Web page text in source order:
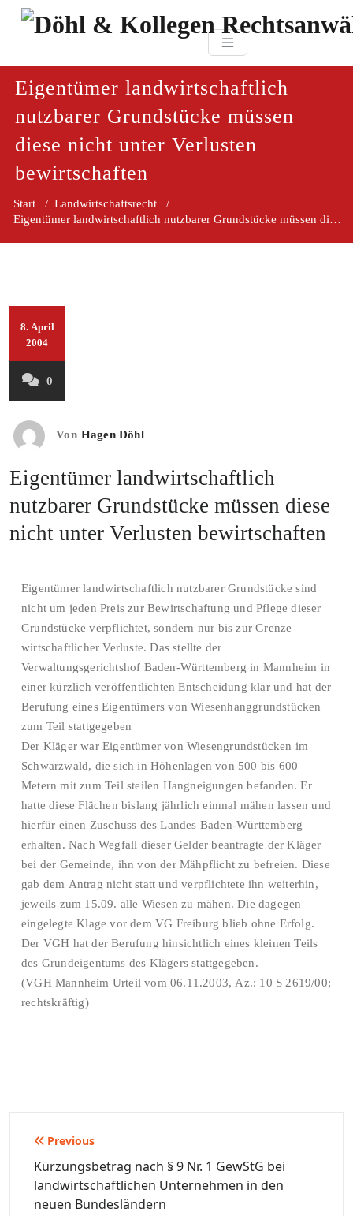
Zum
Döhl & Kollegen
Eigentümer landwirtschaftlich
nutzbarer Grundstücke müssen
diese nicht unter Verlusten
bewirtschaften
Start / Landwirtschaftsrecht /
Eigentümer landwirtschaftlich nutzbarer Grundstücke müssen diese
8. April
2004
0
Von Hagen Döhl
Eigentümer landwirtschaftlich
nutzbarer Grundstücke müssen diese
nicht unter Verlusten bewirtschaften
Eigentümer landwirtschaftlich nutzbarer Grundstücke sind
nicht um jeden Preis zur Bewirtschaftung und Pflege dieser
Grundstücke verpflichtet, sondern nur bis zur Grenze
wirtschaftlicher Verluste. Das stellte der
Verwaltungsgerichtshof Baden-Württemberg in Mannheim in
einer kürzlich veröffentlichten Entscheidung klar und hat der
Berufung eines Eigentümers von Wiesenhanggrundstücken
zum Teil stattgegeben
Der Kläger war Eigentümer von Wiesengrundstücken im
Schwarzwald, die sich in Höhenlagen von 500 bis 600
Metern mit zum Teil steilen Hangneigungen befanden. Er
hatte diese Flächen bislang jährlich einmal mähen lassen und
hierfür einen Zuschuss des Landes Baden-Württemberg
erhalten. Nach Wegfall dieser Gelder beantragte der Kläger
bei der Gemeinde, ihn von der Mähpflicht zu befreien. Diese
gab dem Antrag nicht statt und verpflichtete ihn weiterhin,
jeweils zum 15.09. alle Wiesen zu mähen. Die dagegen
eingelegte Klage vor dem VG Freiburg blieb ohne Erfolg.
Der VGH hat der Berufung hinsichtlich eines kleinen Teils
des Grundeigentums des Klägers stattgegeben.
(VGH Mannheim Urteil vom 06.11.2003, Az.: 10 S 2619/00;
rechtskräftig)
Beitragsnavigation
Previous
Kürzungsbetrag nach § 9 Nr. 1 GewStG bei
landwirtschaftlichen Unternehmen in den
neuen Bundesländern